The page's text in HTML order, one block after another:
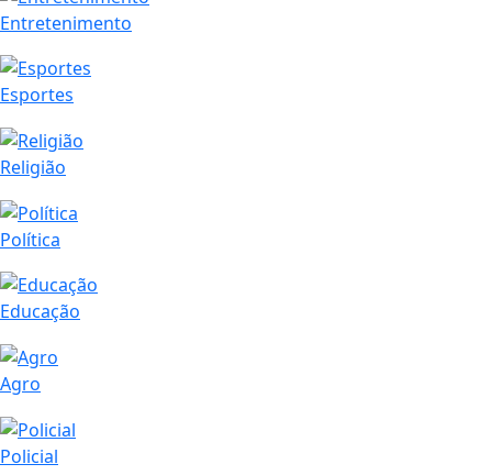
Entretenimento
Esportes
Religião
Política
Educação
Agro
Policial